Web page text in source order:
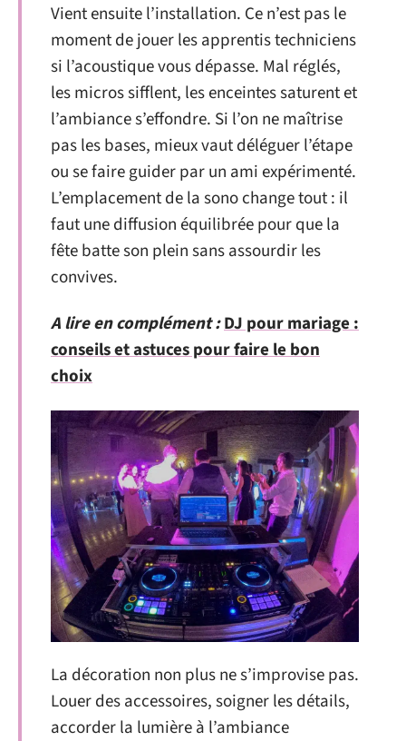
Vient ensuite l’installation. Ce n’est pas le
moment de jouer les apprentis techniciens
si l’acoustique vous dépasse. Mal réglés,
les micros sifflent, les enceintes saturent et
l’ambiance s’effondre. Si l’on ne maîtrise
pas les bases, mieux vaut déléguer l’étape
ou se faire guider par un ami expérimenté.
L’emplacement de la sono change tout : il
faut une diffusion équilibrée pour que la
fête batte son plein sans assourdir les
convives.
A lire en complément :DJ pour mariage :
conseils et astuces pour faire le bon
choix
La décoration non plus ne s’improvise pas.
Louer des accessoires, soigner les détails,
accorder la lumière à l’ambiance